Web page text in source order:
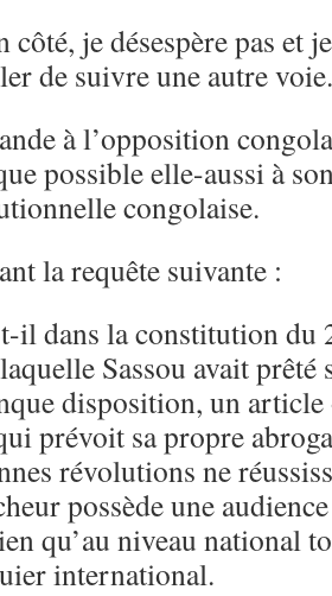
côté, je désespère pas et
de suivre une autre voie.
à l’opposition
possible elle-aussi à
congolaise.
la requête suivante :
il dans la constitution du
Sassou avait prêté
disposition, un
prévoit sa propre
révolutions ne
possède une
qu’au niveau national
international.